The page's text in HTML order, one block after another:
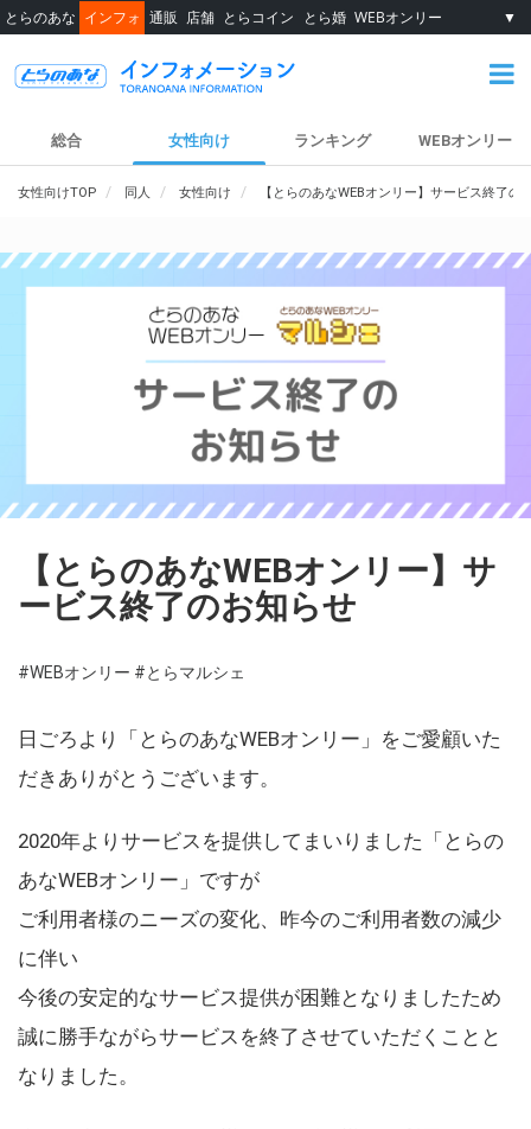
とらのあな インフォ 通販 店舗 とらコイン とら婚 WEBオンリー ▼
総合 女性向け ランキング WEBオンリー
女性向けTOP 同人 女性向け 【とらのあなWEBオンリー】サービス終了の
【とらのあなWEBオンリー】サ
ービス終了のお知らせ
#WEBオンリー #とらマルシェ
日ごろより「とらのあなWEBオンリー」をご愛顧いた
だきありがとうございます。
2020年よりサービスを提供してまいりました「とらの
あなWEBオンリー」ですが
ご利用者様のニーズの変化、昨今のご利用者数の減少
に伴い
今後の安定的なサービス提供が困難となりましたため
誠に勝手ながらサービスを終了させていただくことと
なりました。